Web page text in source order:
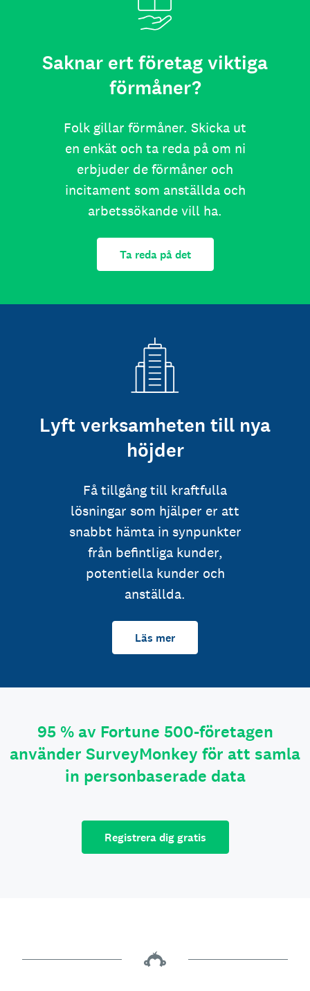
Saknar ert företag viktiga
förmåner?
Folk gillar förmåner. Skicka ut
en enkät och ta reda på om ni
erbjuder de förmåner och
incitament som anställda och
arbetssökande vill ha.
Ta reda på det
Lyft verksamheten till nya
höjder
Få tillgång till kraftfulla
lösningar som hjälper er att
snabbt hämta in synpunkter
från befintliga kunder,
potentiella kunder och
anställda.
Läs mer
95 % av Fortune 500-företagen
använder SurveyMonkey för att samla
in personbaserade data
Registrera dig gratis